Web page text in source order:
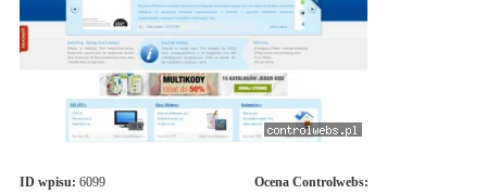
ID wpisu: 6099
Ocena Controlwebs: